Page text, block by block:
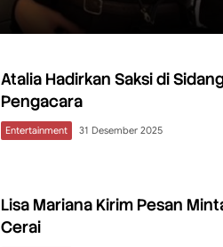
Atalia Hadirkan Saksi di
Pengacara
Entertainment 31 Desember 2025
Lisa Mariana Kirim Pesan
Cerai